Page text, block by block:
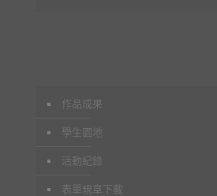
作品成果
學生園地
活動紀錄
表單規章下載